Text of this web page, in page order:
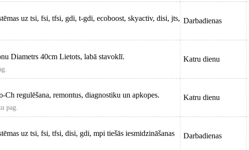
uz tsi, fsi, tfsi, gdi, t-gdi, ecoboost, skyactiv, disi, jts, Darbadienas
Diametrs 40cm Lietots, labā stavoklī. Katru dienu
Ch regulēšana, remontus, diagnostiku un apkopes.
pag.
Katru dienu
uz tsi, fsi, tfsi, disi, gdi, mpi tiešās iesmidzināšanas
Darbadienas